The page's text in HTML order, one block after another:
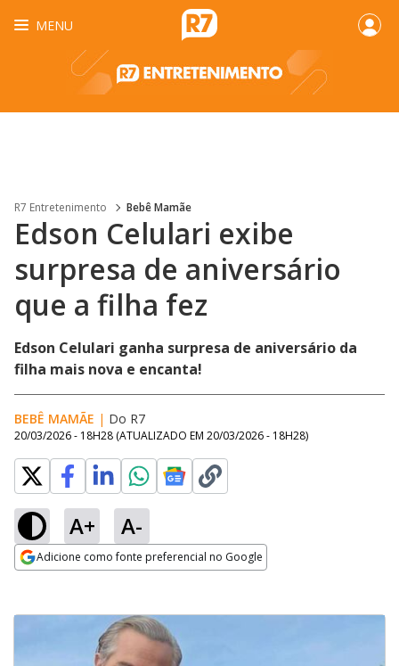
MENU
R7 Entretenimento Bebê Mamãe
Edson Celulari exibe
surpresa de aniversário
que a filha fez
Edson Celulari ganha surpresa de aniversário da
filha mais nova e encanta!
BEBÊ MAMÃE | Do R7
20/03/2026 - 18H28 (ATUALIZADO EM 20/03/2026 - 18H28)
A+ A-
Adicione como fonte preferencial no Google